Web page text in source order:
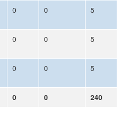
0 0 5
0 0 5
0 0 5
0 0 240